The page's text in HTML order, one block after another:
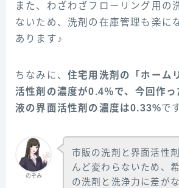
また、わざわざフローリング用の
ないため、洗剤の在庫管理も楽に
あります♪
ちなみに、 住宅用洗剤の「ホーム
活性剤の濃度が0.4％で、今回作
液の界面活性剤の濃度は0.33%で
のぞみ
市販の洗剤と界面活性
んど変わらないため、
の洗剤と洗浄力に差が